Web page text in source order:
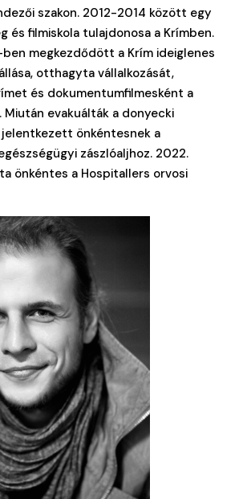
szakon. 2012-2014 között egy
és filmiskola tulajdonosa a Krímben.
megkezdődött a Krím ideiglenes
otthagyta vállalkozását,
és dokumentumfilmesként a
evakuálták a donyecki
önkéntesnek a
zászlóaljhoz. 2022.
önkéntes a Hospitallers orvosi